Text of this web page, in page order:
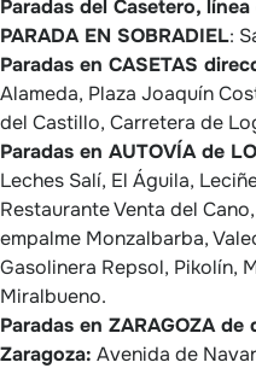
Paradas del Casetero,
PARADA EN SOBRADIEL:
Paradas en CASETAS
Alameda, Plaza Joaquín
del Castillo, Carretera de
Paradas en AUTOVÍA de
Leches Salí, El Águila,
Restaurante Venta del
empalme Monzalbarba,
Gasolinera Repsol, Pikolín,
Miralbueno.
Paradas en ZARAGOZA
Zaragoza: Avenida de